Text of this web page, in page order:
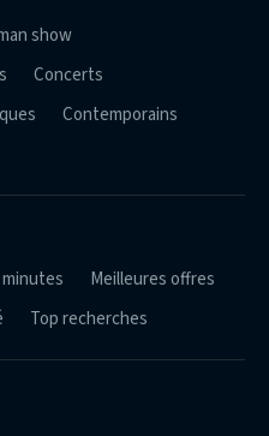
show
Concerts
Contemporains
Meilleures offres
Top recherches